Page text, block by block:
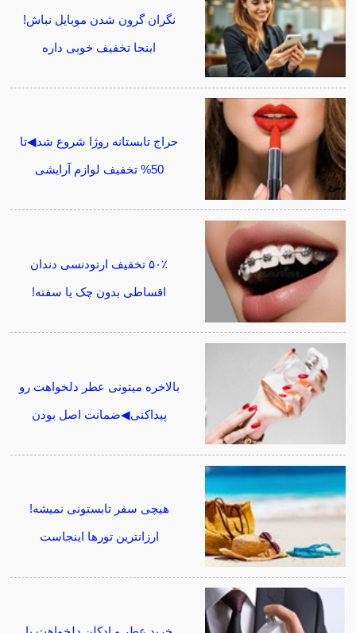
نگران گرون شدن موبایل نباش!
اینجا تخفیف خوبی داره
حراج تابستانه روژا شروع شد◀تا
50% تخفیف لوازم آرایشی
۵۰٪ تخفیف ارتودنسی دندان
اقساطی بدون چک یا سفته!
بالاخره میتونی عطر دلخواهت رو
پیداکنی◀ضمانت اصل بودن
هیچی سفر تابستونی نمیشه!
ارزانترین تورها اینجاست